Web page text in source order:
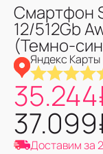
Смартфон
12/512Gb
(Темно-
Яндекс Карты
35.244
37.099
Доставим за